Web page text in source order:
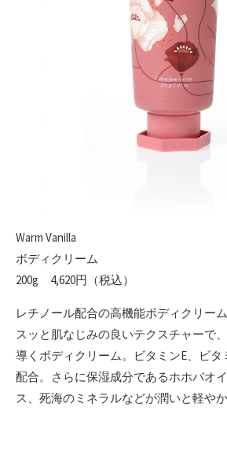
Warm Vanilla
ボディクリーム
200g 4,620円（税込）
レチノール配合の高機能ボディクリーム
スッと肌なじみの良いテクスチャーで
導くボディクリーム。ビタミンE、ビタ
配合。さらに保湿成分であるホホバオ
ス、死海のミネラルなどが潤いと軽や